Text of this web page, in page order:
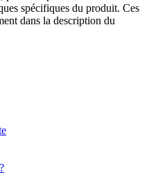
spécifiques du produit. Ces
dans la description du